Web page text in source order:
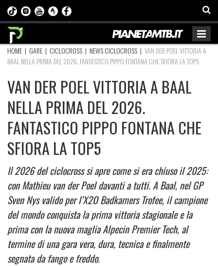
HOME | GARE | CICLOCROSS | NEWS CICLOCROSS | VAN DER POEL VITTORIA A
BAAL NELLA PRIMA DEL 2026. FANTASTICO PIPPO FONTANA CHE SFIORA LA TOP5
VAN DER POEL VITTORIA A BAAL
NELLA PRIMA DEL 2026.
FANTASTICO PIPPO FONTANA CHE
SFIORA LA TOP5
Il 2026 del ciclocross si apre come si era chiuso il 2025:
con Mathieu van der Poel davanti a tutti. A Baal, nel GP
Sven Nys valido per l’X2O Badkamers Trofee, il campione
del mondo conquista la prima vittoria stagionale e la
prima con la nuova maglia Alpecin Premier Tech, al
termine di una gara vera, dura, tecnica e finalmente
segnata da fango e freddo.